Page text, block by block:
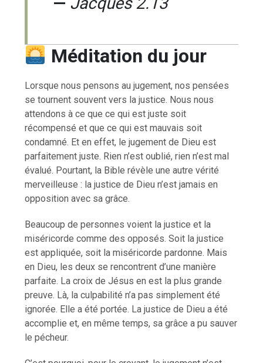
Méditation du jour
Lorsque nous pensons au jugement, nos pensées
se tournent souvent vers la justice. Nous nous
attendons à ce que ce qui est juste soit
récompensé et que ce qui est mauvais soit
condamné. Et en effet, le jugement de Dieu est
parfaitement juste. Rien n’est oublié, rien n’est mal
évalué. Pourtant, la Bible révèle une autre vérité
merveilleuse : la justice de Dieu n’est jamais en
opposition avec sa grâce.
Beaucoup de personnes voient la justice et la
miséricorde comme des opposés. Soit la justice
est appliquée, soit la miséricorde pardonne. Mais
en Dieu, les deux se rencontrent d’une manière
parfaite. La croix de Jésus en est la plus grande
preuve. Là, la culpabilité n’a pas simplement été
ignorée. Elle a été portée. La justice de Dieu a été
accomplie et, en même temps, sa grâce a pu sauver
le pécheur.